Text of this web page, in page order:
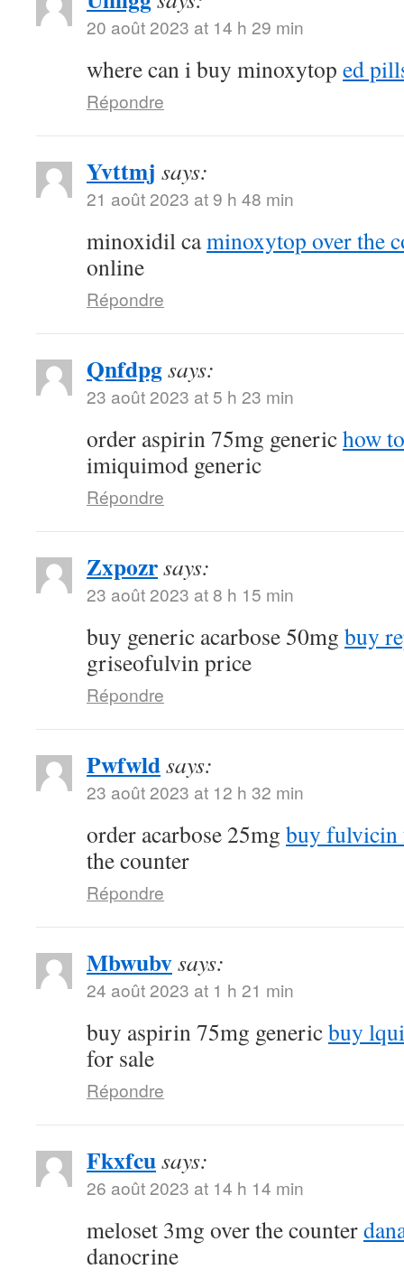
20 août 2023 at 14 h 29 min
where can i buy minoxytop ed
Répondre
Yvttmj says:
21 août 2023 at 9 h 48 min
minoxidil caminoxytop over the
online
Répondre
Qnfdpgsays:
23 août 2023 at 5 h 23 min
order aspirin 75mg generichow
imiquimod generic
Répondre
Zxpozrsays:
23 août 2023 at 8 h 15 min
buy generic acarbose 50mg buy
griseofulvin price
Répondre
Pwfwldsays:
23 août 2023 at 12 h 32 min
order acarbose 25mg buy fulvicin
the counter
Répondre
Mbwubvsays:
24 août 2023 at 1 h 21 min
buy aspirin 75mg genericbuy
for sale
Répondre
Fkxfcusays:
26 août 2023 at 14 h 14 min
meloset 3mg over the counter
danocrine